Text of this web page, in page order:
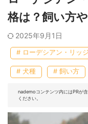
格は？飼い方
2025年9月1日
# ローデシアン・リッ
# 犬種 # 飼い方
nademoコンテンツ内にはPRが
ください。